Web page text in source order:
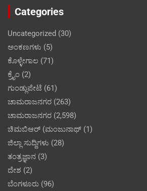
Categories
Uncategorized (30)
ಅಂಕಣಗಳು (5)
ಕೊಳ್ಳೇಗಾಲ (71)
ಕ್ರೈಂ (2)
ಗುಂಡ್ಲುಪೇಟೆ (61)
ಚಾಮರಾಜನಗರ (263)
ಚಾಮರಾಜನಗರ (2,598)
ಚಿಮಬಿಆರ್ (ಮಂಜುನಾಥ್ (1)
ಜಿಲ್ಲಾ ಸುದ್ದಿಗಳು (28)
ತಂತ್ರಜ್ಞಾನ (3)
ದೇಶ (2)
ಬೆಂಗಳೂರು (96)